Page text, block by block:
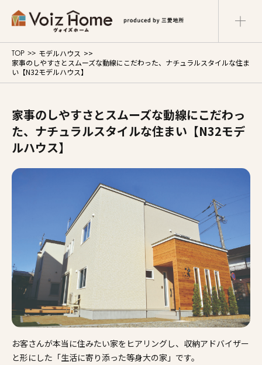
よくある質問 来場予約 資料請求 新着情報 スタッフブ
コーポレートサイト リフォームサイト マンション
商品ラインナップ
展示場・モデルハウス
施工事例
家づくりコラム
TOP
モデルハウス
家事のしやすさとスムーズな動線にこだわった、ナチュラルスタイルな住ま
い【N32モデルハウス】
家事のしやすさとスムーズな動線にこだわっ
た、ナチュラルスタイルな住まい【N32モデ
ルハウス】
お客さんが本当に住みたい家をヒアリングし、収納アドバイザー
と形にした「生活に寄り添った等身大の家」です。